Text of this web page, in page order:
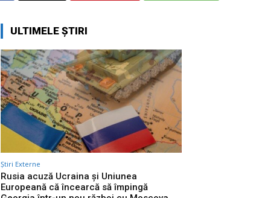
ULTIMELE ȘTIRI
Știri Externe
Rusia acuză Ucraina și Uniunea
Europeană că încearcă să împingă